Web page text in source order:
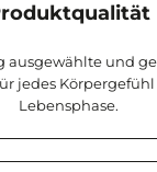
ausgewählte und
jedes
Lebensphase.